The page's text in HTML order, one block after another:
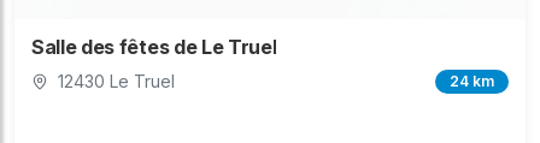
Salle des fêtes de Le Truel
12430 Le Truel 24 km